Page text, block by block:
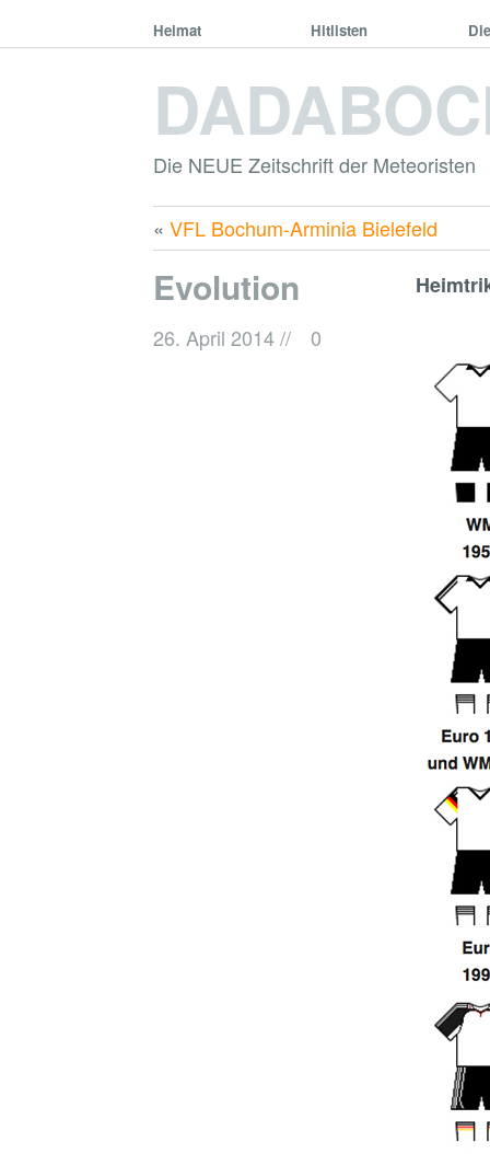
Heimat Hitlisten
Die NEUE Zeitschrift der Meteoristen
« VFL Bochum-Arminia Bielefeld
Evolution
26. April 2014// 0